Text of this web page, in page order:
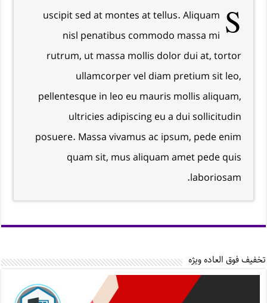
S
uscipit sed at montes at tellus. Aliquam
nisl penatibus commodo massa mi
rutrum, ut massa mollis dolor dui at, tortor
ullamcorper vel diam pretium sit leo,
pellentesque in leo eu mauris mollis aliquam,
ultricies adipiscing eu a dui sollicitudin
posuere. Massa vivamus ac ipsum, pede enim
quam sit, mus aliquam amet pede quis
laboriosam.
تخفیف فوق العاده ویژه